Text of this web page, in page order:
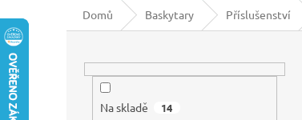
Domů
Baskytary Příslušenství
Na skladě 14